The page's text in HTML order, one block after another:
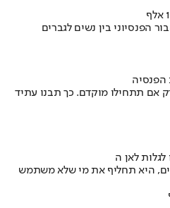
הפנסיוני בין נשים לגברים
הפנסיה
אם תתחילו מוקדם. כך תבנו עתיד
היא תחליף את מי שלא משתמש